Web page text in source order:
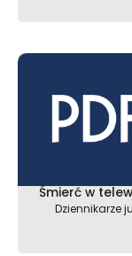
Śmierć w
Dziennikarze